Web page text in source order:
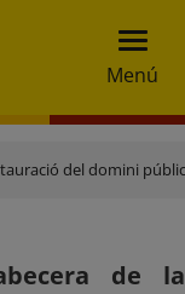
Menú
del domini
de la